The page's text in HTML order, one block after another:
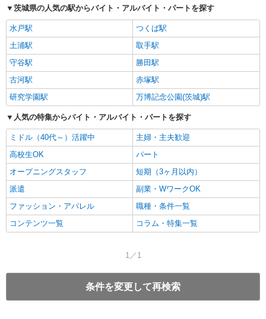
茨城県の人気の駅からバイト・アルバイト・パートを探す
水戸駅
つくば駅
土浦駅
取手駅
守谷駅
勝田駅
古河駅
赤塚駅
研究学園駅
万博記念公園(茨城)駅
人気の特集からバイト・アルバイト・パートを探す
ミドル（40代～）活躍中
主婦・主夫歓迎
高校生OK
パート
オープニングスタッフ
短期（3ヶ月以内）
派遣
副業・WワークOK
ファッション・アパレル
職種・条件一覧
コンテンツ一覧
コラム・特集一覧
1／1
条件を変更して再検索